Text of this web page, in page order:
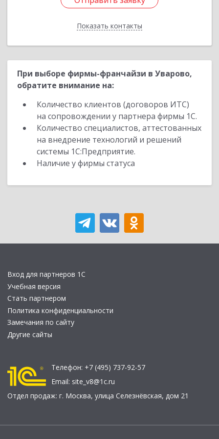
Показать контакты
Назад
При выборе фирмы-франчайзи в Уварово,
обратите внимание на:
Количество клиентов (договоров ИТС)
на сопровождении у партнера фирмы 1С.
Количество специалистов, аттестованных
на внедрение технологий и решений
системы 1С:Предприятие.
Наличие у фирмы статуса
Вход для партнеров 1С
Учебная версия
Стать партнером
Политика конфиденциальности
Замечания по сайту
Другие сайты
Телефон: +7 (495) 737-92-57
Email: site_v8@1c.ru
Отдел продаж: г. Москва, улица Селезнёвская, дом 21